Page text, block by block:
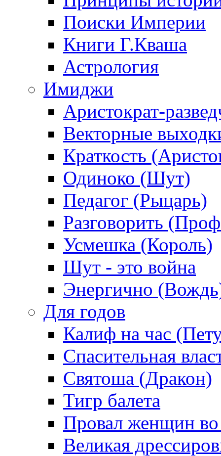
Поиски Империи
Книги Г.Кваша
Астрология
Имиджи
Аристократ-
Векторные
Краткость
Одиноко (Шут)
Педагог (Рыцарь)
Разговорить
Усмешка (Король)
Шут - это война
Энергично
Для годов
Калиф на час
Спасительная
Святоша (Дракон)
Тигр балета
Провал женщин во
Великая